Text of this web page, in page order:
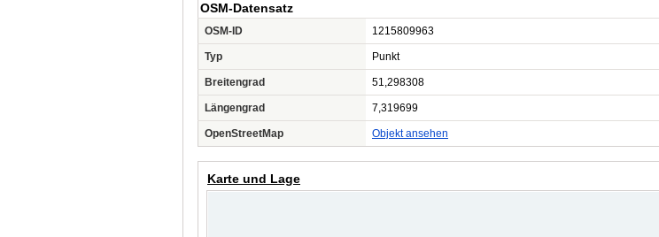
OSM-Datensatz
OSM-ID 1215809963
Typ Punkt
Breitengrad 51,298308
Längengrad 7,319699
OpenStreetMap Objekt ansehen
Karte und Lage